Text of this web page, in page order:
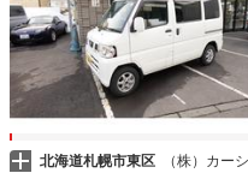
北海道札幌市東区 （株）カ